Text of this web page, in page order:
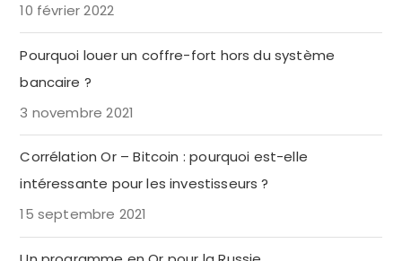
10 février 2022
Pourquoi louer un coffre-fort hors du système
bancaire ?
3 novembre 2021
Corrélation Or – Bitcoin : pourquoi est-elle
intéressante pour les investisseurs ?
15 septembre 2021